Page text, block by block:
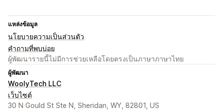
แหล่งข้อมูล
นโยบายความเป็นส่วนตัว
คำถามที่พบบ่อย
ผู้พัฒนารายนี้ไม่มีการช่วยเหลือโดยตรงเป็นภาษาภาษาไทย
ผู้พัฒนา
WoolyTech LLC
เว็บไซต์
30 N Gould St Ste N, Sheridan, WY, 82801, US